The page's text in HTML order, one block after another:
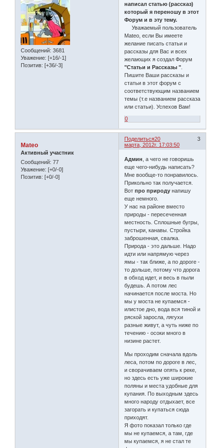
Сообщений: 3681
Уважение: [+16/-1]
Позитив: [+36/-3]
написал статью (рассказ)
который я переношу в этот
Форум и в эту тему.
Уважаемый пользователь
Mateo, если Вы имеете
желание писать статьи и
рассказы для Вас и всех
желающих я создал Форум
"Статьи и Рассказы "
Пишите Ваши рассказы и
статьи в этот форум с
соответствующим названием
темы (т.е названием рассказа
или статьи). Успехов Вам!
0
Поделиться 3
20
марта, 2012г. 17:03:50
Mateo
Активный участник
Сообщений: 77
Уважение: [+0/-0]
Позитив: [+0/-0]
Админ , а чего не говоришь
еще чего-нибудь написать?
Мне вообще-то понравилось.
Прикольно так получается.
Вотпро природу напишу
еще немного.
У нас на районе вместо
природы - пересеченная
местность. Сплошные бугры,
пустыри, канавы. Стройка
заброшенная, свалка.
Природа - это дальше. Надо
идти или напрямую через
ямы - так ближе, а по дороге -
то дольше, потому что дорога
в обход идет, и весь в пыли
будешь. А потом лес
начинается после моста. Но
мы у моста не купаемся -
илистое дно, вода вся тиной и
ряской заросла, лягухи
разные живут, а чуть ниже по
течению - осоки много в
низине растет.
Мы проходим сначала вдоль
леса, потом по дороге в лес,
и сворачиваем опять к реке,
но здесь есть уже широкие
поляны и места удобные для
купания. По выходным здесь
много народу отдыхает, все
загорать и купаться сюда
приходят.
Я фото показал только где
мы не купаемся, а там, где
мы купаемся, я не стал те